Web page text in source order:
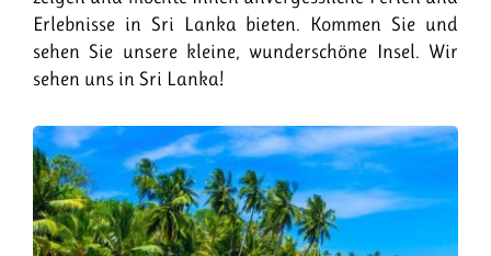
Erlebnisse in Sri Lanka bieten. Kommen Sie und
sehen Sie unsere kleine, wunderschöne Insel. Wir
sehen uns in Sri Lanka!